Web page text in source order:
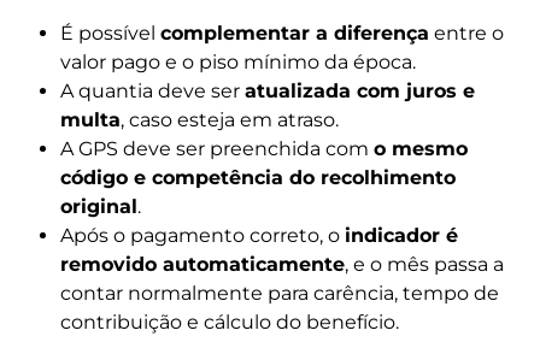
É possível complementar a diferença entre o
valor pago e o piso mínimo da época.
A quantia deve ser atualizada com juros e
multa, caso esteja em atraso.
A GPS deve ser preenchida com o mesmo
código e competência do recolhimento
original.
Após o pagamento correto, o indicador é
removido automaticamente, e o mês passa a
contar normalmente para carência, tempo de
contribuição e cálculo do benefício.